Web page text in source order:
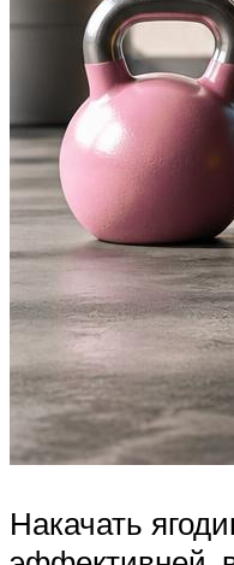
Накачать